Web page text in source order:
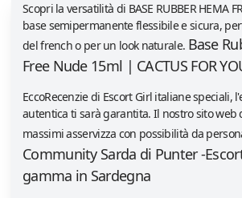
Scopri la versatilità di BASE RUBBER HEMA
base semipermanente flessibile e sicura,
del french o per un look naturale. Base
Free Nude 15ml | CACTUS FOR
EccoRecenzie di Escort Girl italiane speciali,
autentica ti sarà garantita. Il nostro sito web
massimi asservizza con possibilità da
Community Sarda di Punter -
gamma in Sardegna